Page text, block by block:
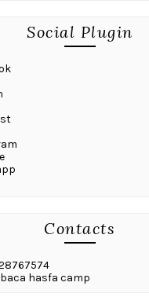
Social Plugin
Contacts
hasfa camp